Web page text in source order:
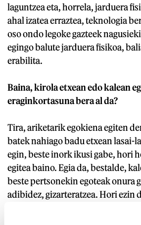
laguntzea eta, horrela, jarduera
ahal izatea erraztea, teknologia
oso ondo legoke gazteek
egingo balute jarduera fisikoa,
erabilita.
Baina, kirola etxean edo kalean
eraginkortasuna bera al da?
Tira, ariketarik egokiena egiten
batek nahiago badu etxean lasai-
egin, beste inork ikusi gabe, hori
egitea baino. Egia da, bestalde,
beste pertsonekin egoteak onura
adibidez, gizarteratzea. Hori ezin
ariketa fisikoaren osagai bat,
horrek, nolabait, eragin positibo